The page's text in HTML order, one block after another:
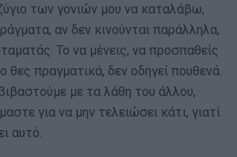
των γονιών μου να καταλάβω,
αν δεν κινούνται παράλληλα,
Το να μένεις, να προσπαθείς
θες πραγματικά, δεν οδηγεί πουθενά.
με τα λάθη του άλλου,
για να μην τελειώσει κάτι, γιατί
αυτό.